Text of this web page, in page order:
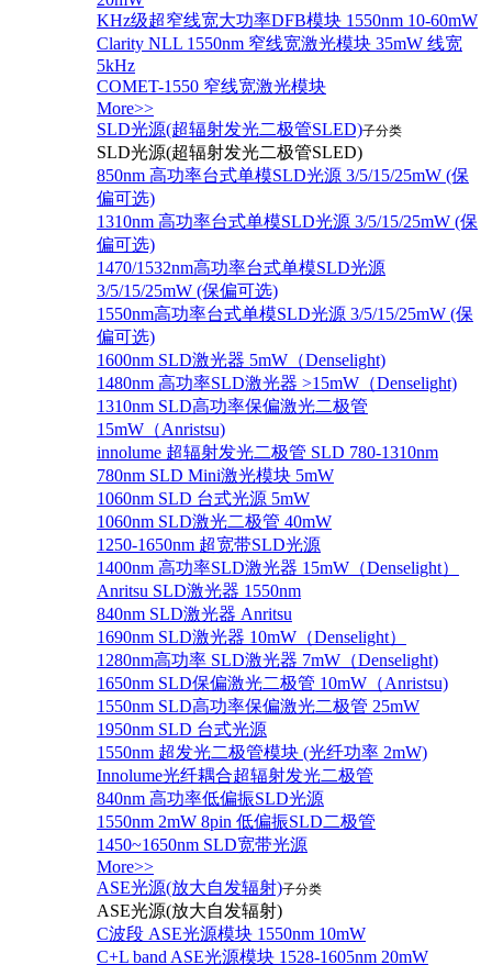
KHz级超窄线宽大功率DFB模块 1550nm 10-60mW
Clarity NLL 1550nm 窄线宽激光模块 35mW 线宽
5kHz
COMET-1550 窄线宽激光模块
More>>
SLD光源(超辐射发光二极管SLED)子分类
SLD光源(超辐射发光二极管SLED)
850nm 高功率台式单模SLD光源 3/5/15/25mW (保
偏可选)
1310nm 高功率台式单模SLD光源 3/5/15/25mW (保
偏可选)
1470/1532nm高功率台式单模SLD光源
3/5/15/25mW (保偏可选)
1550nm高功率台式单模SLD光源 3/5/15/25mW (保
偏可选)
1600nm SLD激光器 5mW（Denselight)
1480nm 高功率SLD激光器 >15mW（Denselight)
1310nm SLD高功率保偏激光二极管
15mW（Anristsu)
innolume 超辐射发光二极管 SLD 780-1310nm
780nm SLD Mini激光模块 5mW
1060nm SLD 台式光源 5mW
1060nm SLD激光二极管 40mW
1250-1650nm 超宽带SLD光源
1400nm 高功率SLD激光器 15mW（Denselight）
Anritsu SLD激光器 1550nm
840nm SLD激光器 Anritsu
1690nm SLD激光器 10mW（Denselight）
1280nm高功率 SLD激光器 7mW（Denselight)
1650nm SLD保偏激光二极管 10mW（Anristsu)
1550nm SLD高功率保偏激光二极管 25mW
1950nm SLD 台式光源
1550nm 超发光二极管模块 (光纤功率 2mW)
Innolume光纤耦合超辐射发光二极管
840nm 高功率低偏振SLD光源
1550nm 2mW 8pin 低偏振SLD二极管
1450~1650nm SLD宽带光源
More>>
ASE光源(放大自发辐射)子分类
ASE光源(放大自发辐射)
C波段 ASE光源模块 1550nm 10mW
C+L band ASE光源模块 1528-1605nm 20mW